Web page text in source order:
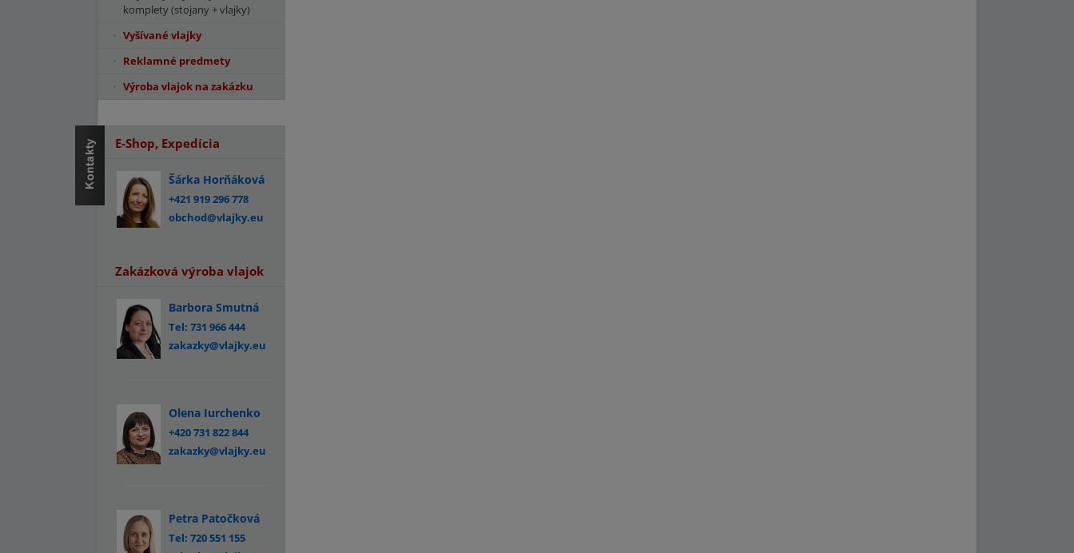
komplety (stojany + vlajky)
Vyšívané vlajky
Reklamné predmety
Výroba vlajok na zakázku
E-Shop, Expedícia
Šárka Horňáková
+421 919 296 778
obchod@vlajky.eu
Zakázková výroba vlajok
Barbora Smutná
Tel: 731 966 444
zakazky@vlajky.eu
Olena Iurchenko
+420 731 822 844
zakazky@vlajky.eu
Petra Patočková
Tel: 720 551 155